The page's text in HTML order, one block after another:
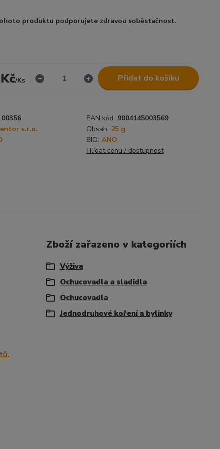
produktu podporujete zdravou soběstačnost.
/Ks Přidat do košíku
00356 EAN kód: 9004145003569
s.r.o. Obsah: 25 g
BIO: ANO
Hlídat cenu / dostupnost
Zboží zařazeno v kategoriích
Výživa
Ochucovadla a sladidla
Ochucovadla
Jednodruhové koření a bylinky